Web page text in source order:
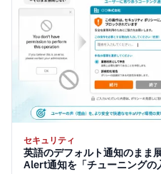
セキュリティ
英語のデフォルト通知のまま
Alert通知を「チューニングの